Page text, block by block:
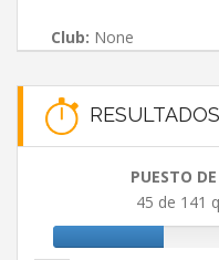
Club: None
PUESTO
45 de 141